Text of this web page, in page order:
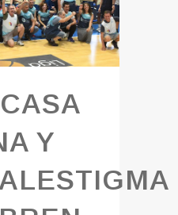
CASA
Y